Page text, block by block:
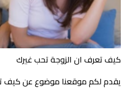
كيف تعرف ان الزوجة تحب غيرك
يقدم لكم موقعنا موضوع عن كيف